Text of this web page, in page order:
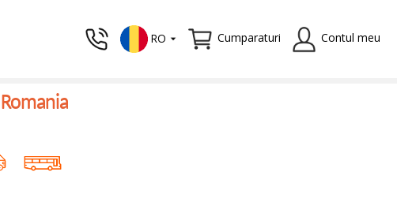
RO Cumparaturi Contul meu